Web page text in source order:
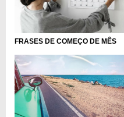
FRASES DE COMEÇO DE MÊS